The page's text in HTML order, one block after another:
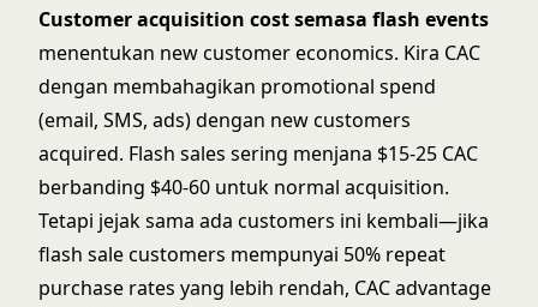
Customer acquisition cost semasa flash events
menentukan new customer economics. Kira CAC
dengan membahagikan promotional spend
(email, SMS, ads) dengan new customers
acquired. Flash sales sering menjana $15-25 CAC
berbanding $40-60 untuk normal acquisition.
Tetapi jejak sama ada customers ini kembali—jika
flash sale customers mempunyai 50% repeat
purchase rates yang lebih rendah, CAC advantage